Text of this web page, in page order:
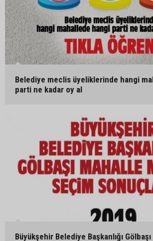
Belediye meclis üyeliklerinde hangi
parti ne kadar oy al
Büyükşehir Belediye Başkanlığı